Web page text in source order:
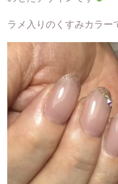
ラメ入りのくすみカラー